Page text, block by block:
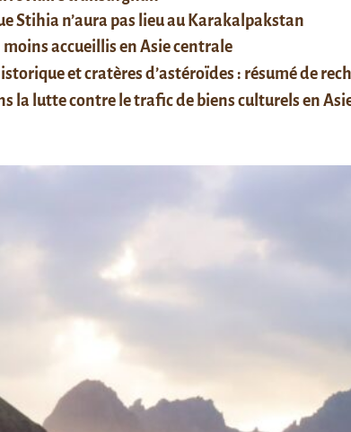
Stihia n’aura pas lieu au Karakalpakstan
accueillis en Asie centrale
et cratères d’astéroïdes : résumé de
la lutte contre le trafic de biens culturels en